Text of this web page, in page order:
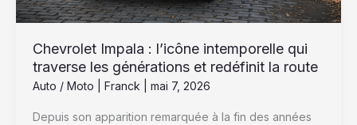
Chevrolet Impala : l’icône intemporelle qui
traverse les générations et redéfinit la route
Auto / Moto Franck mai 7, 2026
Depuis son apparition remarquée à la fin des années
et
la
route